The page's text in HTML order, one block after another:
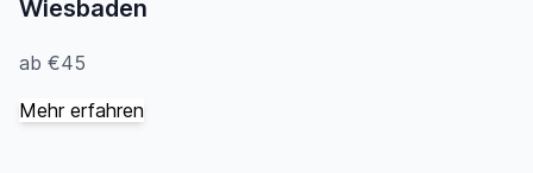
Wiesbaden
ab €45
Mehr erfahren